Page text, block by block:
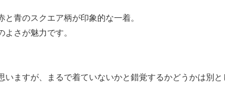
青のスクエア柄が印象的な一着。
さが魅力です。
ますが、まるで着ていないかと錯覚するかどうかは別